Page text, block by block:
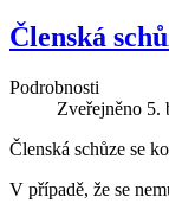
Členská
Podrobnosti
Zveřejněno 5.
Členská schůze se
V případě, že se